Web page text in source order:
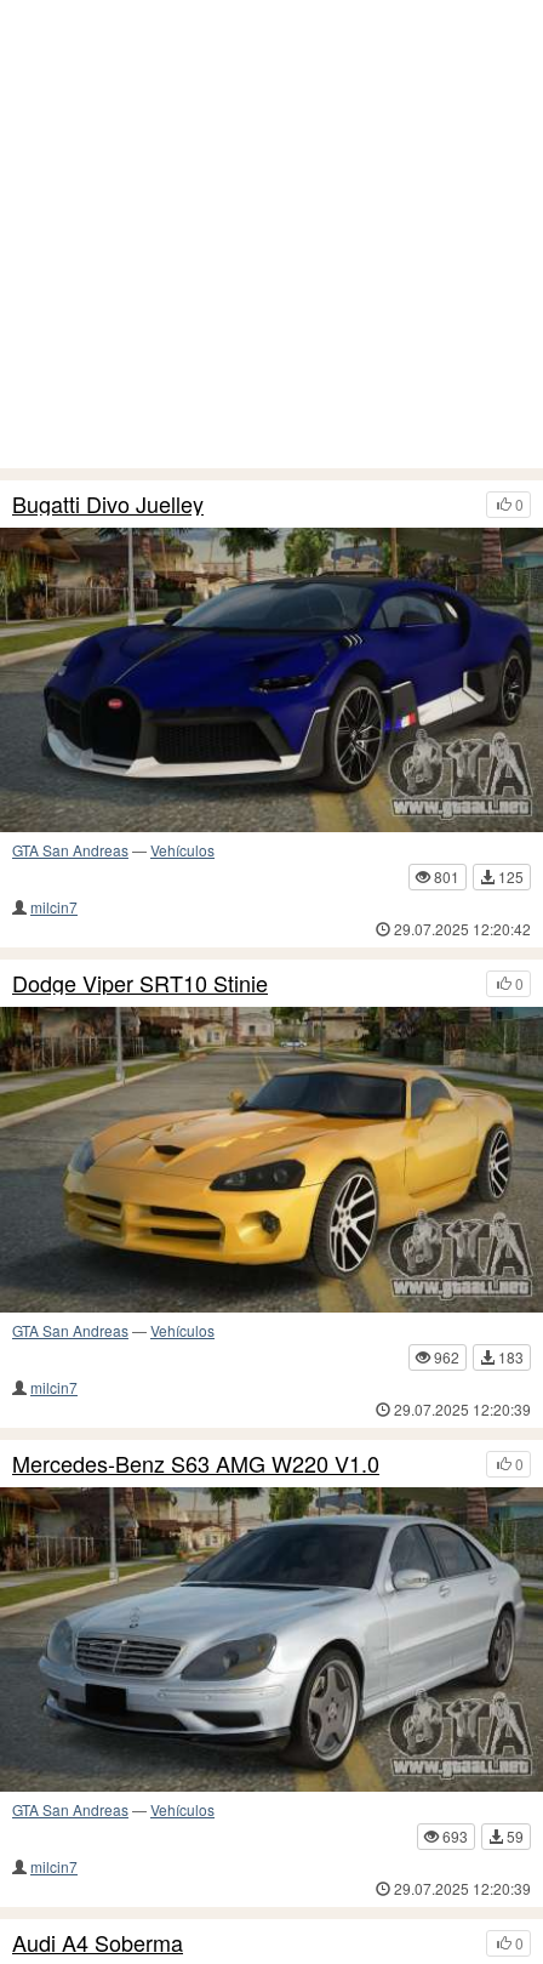
0
Bugatti Divo Juelley
GTA San Andreas—Vehículos
801
125
milcin7
29.07.2025 12:20:42
0
Dodge Viper SRT10 Stinie
GTA San Andreas—Vehículos
962
183
milcin7
29.07.2025 12:20:39
0
Mercedes-Benz S63 AMG W220 V1.0
GTA San Andreas—Vehículos
693
59
milcin7
29.07.2025 12:20:39
0
Audi A4 Soberma